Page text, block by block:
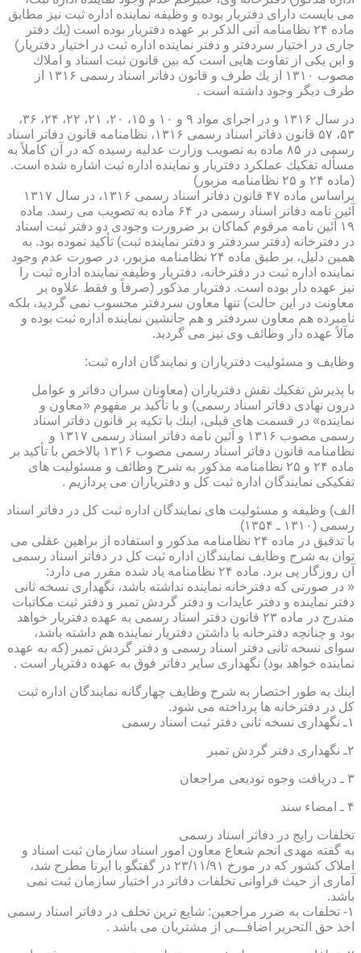
می بایست دارای دفتریار بوده و وظیفه نماینده اداره ثبت نیز مطابق
ماده ۲۴ نظامنامه آتی الذكر بر عهده دفتریار بوده است (یك دفتر
جاری در اختیار سردفتر و دفتر نماینده اداره ثبت در اختیار دفتریار)
و این یكی از تفاوت هایی است كه بین قانون ثبت اسناد و املاك
مصوب ۱۳۱۰ از یك طرف و قانون دفاتر اسناد رسمی ۱۳۱۶ از
طرف دیگر وجود داشته است .
در سال ۱۳۱۶ و در اجرای مواد ۹ و ۱۰ و ۱۵، ۲۰، ۲۱، ۲۲، ۲۴، ۳۶،
۵۳، ۵۷ قانون دفاتر اسناد رسمی ۱۳۱۶، نظامنامه قانون دفاتر اسناد
رسمی در ۸۵ ماده به تصویب وزارت عدلیه رسیده كه در آن كاملاً به
مسأله تفكیك عملكرد دفتریار و نماینده اداره ثبت اشاره شده است.
(ماده ۲۴ و ۲۵ نظامنامه مزبور)
براساس ماده ۴۷ قانون دفاتر اسناد رسمی ۱۳۱۶، در سال ۱۳۱۷
آئین نامه دفاتر اسناد رسمی در ۶۴ ماده به تصویب می رسد. ماده
۱۹ آئین نامه مرقوم كماكان بر ضرورت وجودی دو دفتر ثبت اسناد
در دفترخانه (دفتر سردفتر و دفتر نماینده ثبت) تأكید نموده بود. به
همین دلیل، بر طبق ماده ۲۴ نظامنامه مزبور، در صورت عدم وجود
نماینده اداره ثبت در دفترخانه، دفتریار وظیفه نماینده اداره ثبت را
نیز عهده دار بوده است. دفتریار مذكور (صرفاً و فقط علاوه بر
معاونت در این حالت) تنها معاون سردفتر محسوب نمی گردید، بلكه
نامبرده هم معاون سردفتر و هم جانشین نماینده اداره ثبت بوده و
مآلاً عهده دار وظائف وی نیز می گردید.
وظایف و مسئولیت دفتریاران و نمایندگان اداره ثبت:
با پذیرش تفكیك نقش دفتریاران (معاونان سران دفاتر و عوامل
درون نهادی دفاتر اسناد رسمی) و با تأكید بر مفهوم «معاون و
نماینده» در قسمت های قبلی، اینك با تكیه بر قانون دفاتر اسناد
رسمی مصوب ۱۳۱۶ و آئین نامه دفاتر اسناد رسمی ۱۳۱۷ و
نظامنامه قانون دفاتر اسناد رسمی مصوب ۱۳۱۶ بالاخص با تأكید بر
ماده ۲۴ و ۲۵ نظامنامه مذكور به شرح وظائف و مسئولیت های
تفكیكی نمایندگان اداره ثبت كل و دفتریاران می پردازیم .
الف) وظیفه و مسئولیت های نمایندگان اداره ثبت كل در دفاتر اسناد
رسمی (۱۳۱۰ ـ ۱۳۵۴)
با تدقیق در ماده ۲۴ نظامنامه مذكور و استفاده از براهین عقلی می
توان به شرح وظایف نمایندگان اداره ثبت كل در دفاتر اسناد رسمی
آن روزگار پی برد. ماده ۲۴ نظامنامه یاد شده مقرر می دارد:
« در صورتی كه دفترخانه نماینده نداشته باشد، نگهداری نسخه ثانی
دفتر نماینده و دفتر عایدات و دفتر گردش تمبر و دفتر ثبت مكاتبات
مندرج در ماده ۲۳ قانون دفتر اسناد رسمی به عهده دفتریار خواهد
بود و چنانچه دفترخانه با داشتن دفتریار نماینده هم داشته باشد،
سوای نسخه ثانی دفتر اسناد رسمی و دفتر گردش تمبر (كه به عهده
نماینده خواهد بود) نگهداری سایر دفاتر فوق به عهده دفتریار است .
اینك به طور اختصار به شرح وظایف چهارگانه نمایندگان اداره ثبت
كل در دفترخانه ها پرداخته می شود.
۱ـ نگهداری نسخه ثانی دفتر ثبت اسناد رسمی
۲ـ نگهداری دفتر گردش تمبر
۳ ـ دریافت وجوه تودیعی مراجعان
۴ ـ امضاء سند
تخلفات رایج در دفاتر اسناد رسمی
به گفته مهدی انجم شعاع معاون امور اسناد سازمان ثبت اسناد و
املاک کشور که در مورخ ۲۳/۱۱/۹۱ در گفتگو با ایرنا مطرح شد،
آماری از حیث فراوانی تخلفات دفاتر در اختیار سازمان ثبت نمی
باشد.
۱- تخلفات به ضرر مراجعین: شایع ترین تخلف در دفاتر اسناد رسمی
اخذ حق التحریر اضافـــی از مشتریان می باشد .